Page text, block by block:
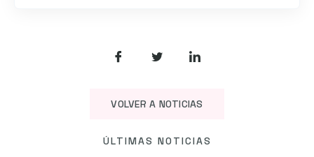
VOLVER A NOTICIAS
ÚLTIMAS NOTICIAS